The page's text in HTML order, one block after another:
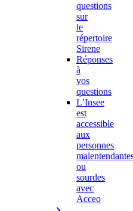
questions
sur
le
répertoire
Sirene
Réponses
à
vos
questions
L’Insee
est
accessible
aux
personnes
ou
sourdes
avec
Acceo